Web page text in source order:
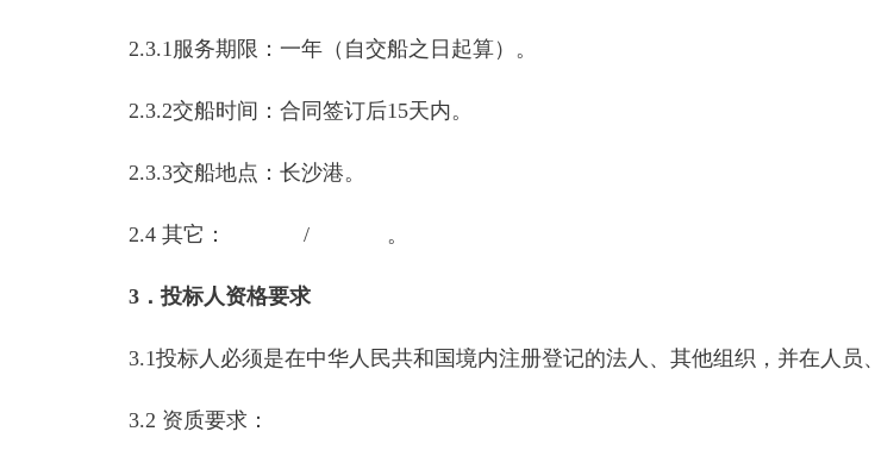
2.3.1服务期限：一年（自交船之日起算）。
2.3.2交船时间：合同签订后15天内。
2.3.3交船地点：长沙港。
2.4 其它： / 。
3．投标人资格要求
3.1投标人必须是在中华人民共和国境内注册登记的法人、其他组织，并在人
3.2 资质要求：